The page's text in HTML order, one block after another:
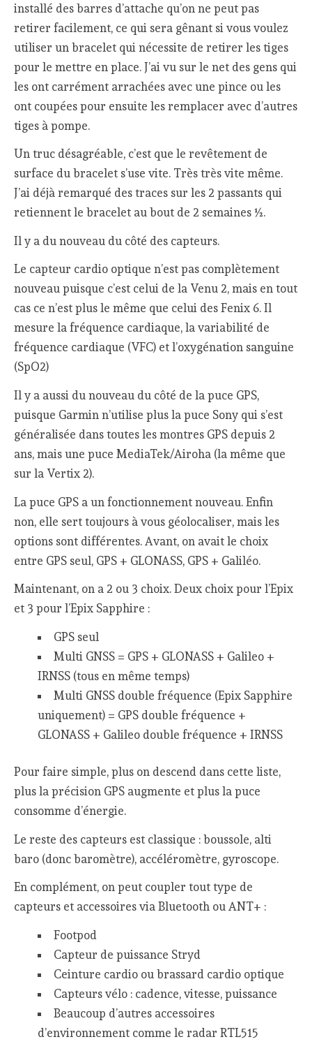
installé des barres d’attache qu’on ne peut pas
retirer facilement, ce qui sera gênant si vous voulez
utiliser un bracelet qui nécessite de retirer les tiges
pour le mettre en place. J’ai vu sur le net des gens qui
les ont carrément arrachées avec une pince ou les
ont coupées pour ensuite les remplacer avec d’autres
tiges à pompe.
Un truc désagréable, c’est que le revêtement de
surface du bracelet s’use vite. Très très vite même.
J’ai déjà remarqué des traces sur les 2 passants qui
retiennent le bracelet au bout de 2 semaines ½.
Il y a du nouveau du côté des capteurs.
Le capteur cardio optique n’est pas complètement
nouveau puisque c’est celui de la Venu 2, mais en tout
cas ce n’est plus le même que celui des Fenix 6. Il
mesure la fréquence cardiaque, la variabilité de
fréquence cardiaque (VFC) et l’oxygénation sanguine
(SpO2)
Il y a aussi du nouveau du côté de la puce GPS,
puisque Garmin n’utilise plus la puce Sony qui s’est
généralisée dans toutes les montres GPS depuis 2
ans, mais une puce MediaTek/Airoha (la même que
sur la Vertix 2).
La puce GPS a un fonctionnement nouveau. Enfin
non, elle sert toujours à vous géolocaliser, mais les
options sont différentes. Avant, on avait le choix
entre GPS seul, GPS + GLONASS, GPS + Galiléo.
Maintenant, on a 2 ou 3 choix. Deux choix pour l’Epix
et 3 pour l’Epix Sapphire :
GPS seul
Multi GNSS = GPS + GLONASS + Galileo +
IRNSS (tous en même temps)
Multi GNSS double fréquence (Epix Sapphire
uniquement) = GPS double fréquence +
GLONASS + Galileo double fréquence + IRNSS
Pour faire simple, plus on descend dans cette liste,
plus la précision GPS augmente et plus la puce
consomme d’énergie.
Le reste des capteurs est classique : boussole, alti
baro (donc baromètre), accéléromètre, gyroscope.
En complément, on peut coupler tout type de
capteurs et accessoires via Bluetooth ou ANT+ :
Footpod
Capteur de puissance Stryd
Ceinture cardio ou brassard cardio optique
Capteurs vélo : cadence, vitesse, puissance
Beaucoup d’autres accessoires
d’environnement comme le radar RTL515